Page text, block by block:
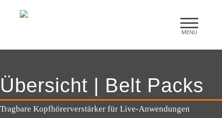
Übersicht | Belt Packs
Tragbare Kopfhörerverstärker für Live-Anwendungen